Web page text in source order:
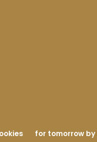
for tomorrow by